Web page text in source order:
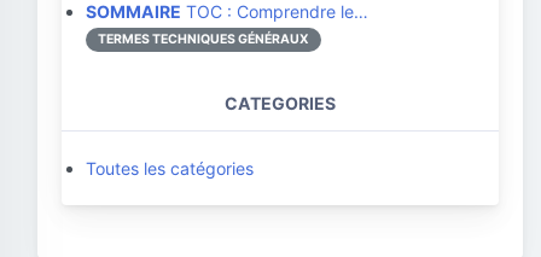
SOMMAIRE TOC : Comprendre le…
TERMES TECHNIQUES GÉNÉRAUX
CATEGORIES
Toutes les catégories